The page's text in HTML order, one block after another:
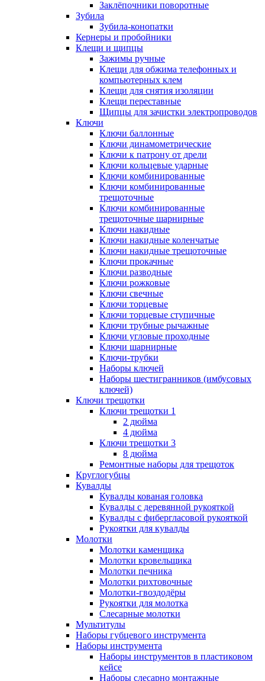
Заклёпочники поворотные
Зубила
Зубила-конопатки
Кернеры и пробойники
Клещи и щипцы
Зажимы ручные
Клещи для обжима телефонных и
компьютерных клем
Клещи для снятия изоляции
Клещи переставные
Щипцы для зачистки электропроводов
Ключи
Ключи баллонные
Ключи динамометрические
Ключи к патрону от дрели
Ключи кольцевые ударные
Ключи комбинированные
Ключи комбинированные
трещоточные
Ключи комбинированные
трещоточные шарнирные
Ключи накидные
Ключи накидные коленчатые
Ключи накидные трещоточные
Ключи прокачные
Ключи разводные
Ключи рожковые
Ключи свечные
Ключи торцевые
Ключи торцевые ступичные
Ключи трубные рычажные
Ключи угловые проходные
Ключи шарнирные
Ключи-трубки
Наборы ключей
Наборы шестигранников (имбусовых
ключей)
Ключи трещотки
Ключи трещотки 1
2 дюйма
4 дюйма
Ключи трещотки 3
8 дюйма
Ремонтные наборы для трещоток
Круглогубцы
Кувалды
Кувалды кованая головка
Кувалды с деревянной рукояткой
Кувалды с фибергласовой рукояткой
Рукоятки для кувалды
Молотки
Молотки каменщика
Молотки кровельщика
Молотки печника
Молотки рихтовочные
Молотки-гвоздодёры
Рукоятки для молотка
Слесарные молотки
Мультитулы
Наборы губцевого инструмента
Наборы инструмента
Наборы инструментов в пластиковом
кейсе
Наборы слесарно монтажные